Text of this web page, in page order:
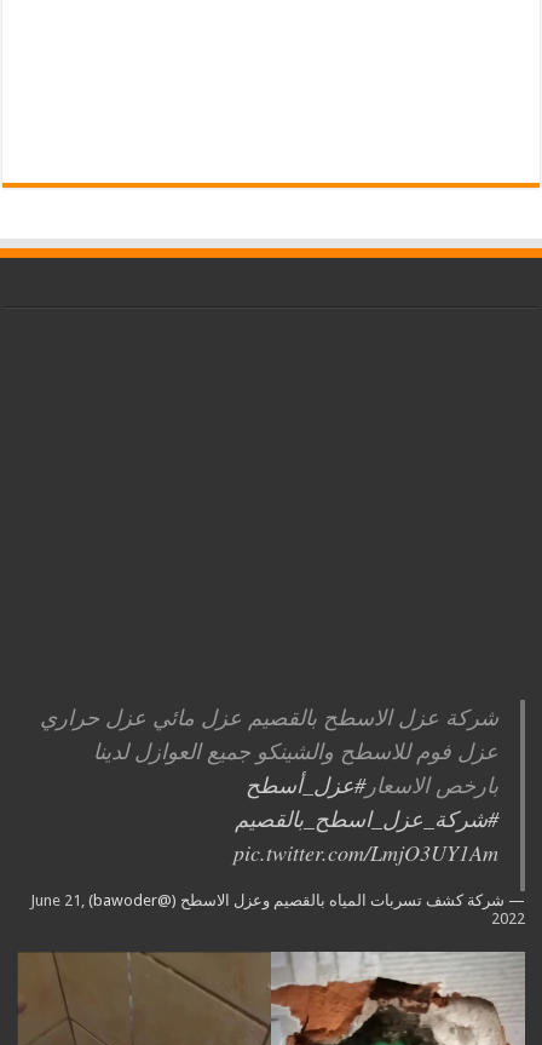
شركة عزل الاسطح بالقصيم عزل مائي عزل حراري
عزل فوم للاسطح والشينكو جميع العوازل لدينا
بارخص الاسعار#عزل_أسطح
#شركة_عزل_اسطح_بالقصيم
pic.twitter.com/LmjO3UY1Am
— شركة كشف تسربات المياه بالقصيم وعزل الاسطح (@bawoder)
June 21,
2022